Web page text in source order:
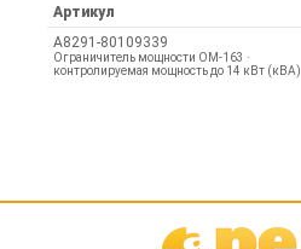
Артикул
A8291-80109339
Ограничитель мощности ОМ-163 ·
контролируемая мощность до 14 кВт (кВА)